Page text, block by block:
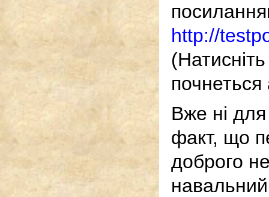
http://
Вже ні
факт, що
доброго
навальний